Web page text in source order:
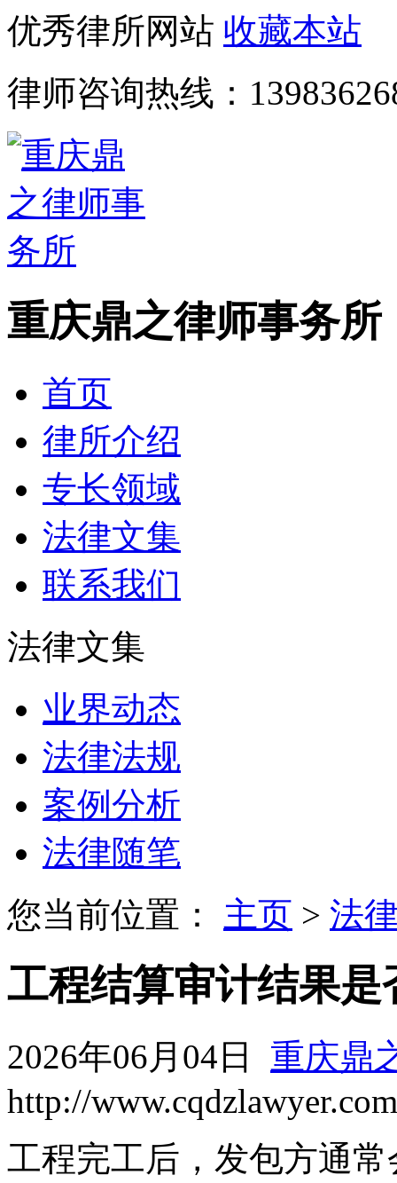
优秀律所网站 收藏本站
律师咨询热线：
重庆鼎之律师事务所
首页
律所介绍
专长领域
法律文集
联系我们
法律文集
业界动态
法律法规
案例分析
法律随笔
您当前位置： 主页 > 法
工程结算审计结果
2026年06月04日 重庆鼎
http://www.cqdzlawyer.com
工程完工后，发包方通